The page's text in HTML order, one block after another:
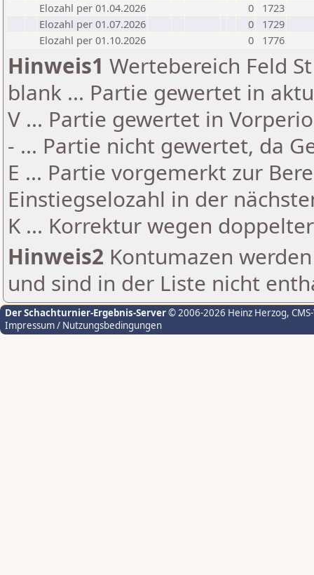
Elozahl per 01.04.2026
0
1723
Elozahl per 01.07.2026
0
1729
Elozahl per 01.10.2026
0 1776
Hinweis1 Wertebereich Feld
blank ... Partie gewertet in
V ... Partie gewertet in
- ... Partie nicht gewertet, da
E ... Partie vorgemerkt zur
Einstiegselozahl in der
K ... Korrektur wegen
Hinweis2 Kontumazen
und sind in der Liste nicht
Der Schachturnier-Ergebnis-Server© 2006-2026 Heinz Herzog,
Impressum / Nutzungsbedingungen